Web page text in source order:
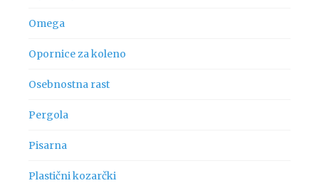
Omega
Opornice za koleno
Osebnostna rast
Pergola
Pisarna
Plastični kozarčki